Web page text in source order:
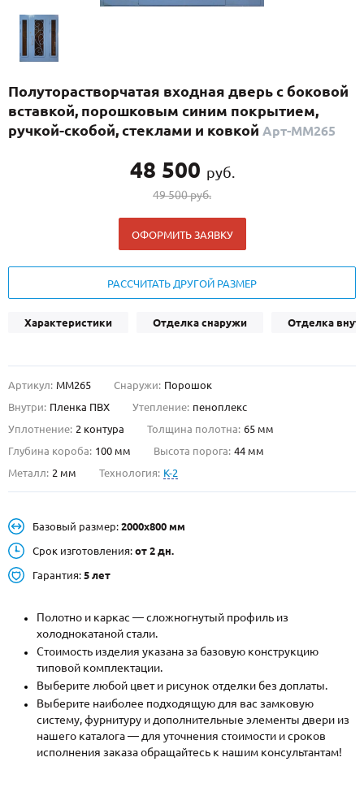
С реечным дизайном(29)
ПО НАЗНАЧЕНИЮ
ПО КОНСТРУКЦИИ
ДВЕРИ С ТЕРМОРАЗРЫВОМ
ГАЛЕРЕЯ
ОПЛАТА
ДОСТАВКА
О НАС
КОНТАКТЫ
Металлические двери от производителя с доставкой и установкой в
Москве и МО
НАЙТИ:
ПН-СБ - с 9:00 до 21:00, ВС - до 19:00
Каталог Распродажа Как купить
Записаться на замер
Полуторастворчатая входная дверь с боковой
вставкой, порошковым синим покрытием,
ручкой-скобой, стеклами и ковкой Арт-ММ265
48 500 руб.
49 500 руб.
ОФОРМИТЬ ЗАЯВКУ
РАССЧИТАТЬ ДРУГОЙ РАЗМЕР
Характеристики Отделка снаружи Отделка
Артикул: ММ265 Снаружи: Порошок
Внутри: Пленка ПВХ Утепление: пеноплекс
Уплотнение: 2 контура Толщина полотна: 65 мм
Глубина короба: 100 мм Высота порога: 44 мм
Металл: 2 мм Технология: K-2
Базовый размер: 2000х800 мм
Срок изготовления: от 2 дн.
Гарантия: 5 лет
Полотно и каркас — сложногнутый профиль из
холоднокатаной стали.
Стоимость изделия указана за базовую конструкцию
типовой комплектации.
Выберите любой цвет и рисунок отделки без доплаты.
Выберите наиболее подходящую для вас замковую
систему, фурнитуру и дополнительные элементы двери из
нашего каталога — для уточнения стоимости и сроков
исполнения заказа обращайтесь к нашим консультантам!